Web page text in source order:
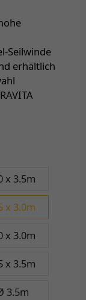
Seilwinde
erhältlich
x 3.5m
x 3.0m
x 3.0m
x 3.5m
3.5m